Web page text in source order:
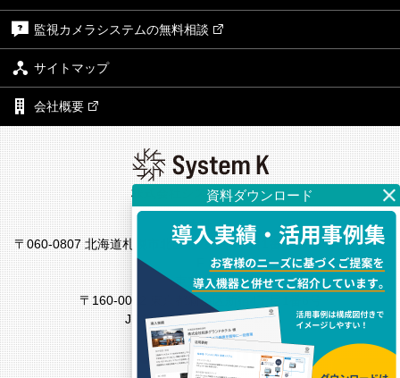
監視カメラシステムの無料相談
サイトマップ
会社概要
株式会社システム・ケイ
本社
〒060-0807 北海道札幌市北区北7条西4丁目1番地2 KDX札幌ビル7
東京支社
〒160-0022 東京都新宿区新宿4丁目1番6号
JR新宿ミライナタワー18F